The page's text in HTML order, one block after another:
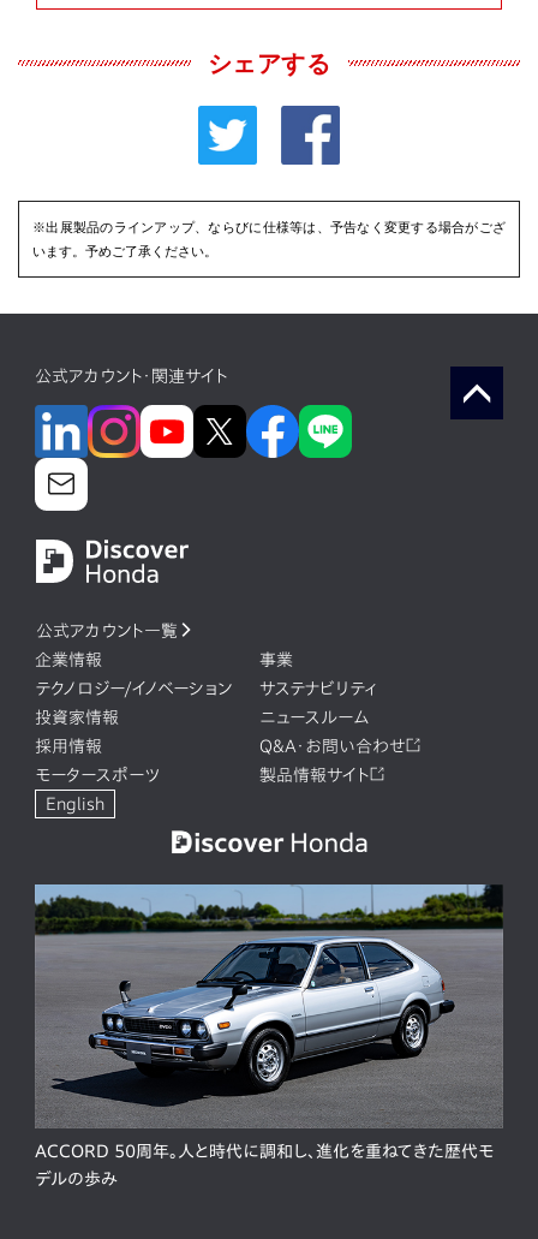
シェアする
※出展製品のラインアップ、ならびに仕様等は、予告なく変更する場合がござ
います。予めご了承ください。
公式アカウント・関連サイト
公式アカウント一覧
企業情報
事業
テクノロジー/イノベーション
サステナビリティ
投資家情報
ニュースルーム
採用情報
Q&A・お問い合わせ
モータースポーツ
製品情報サイト
English
ACCORD 50周年。人と時代に調和し、進化を重ねてきた歴代モ
デルの歩み